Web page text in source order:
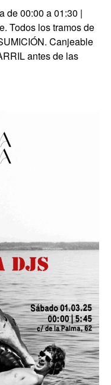
de 00:00 a 01:30 |
Todos los tramos de
Canjeable
antes de las